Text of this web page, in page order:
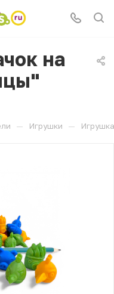
на
— Игрушки —